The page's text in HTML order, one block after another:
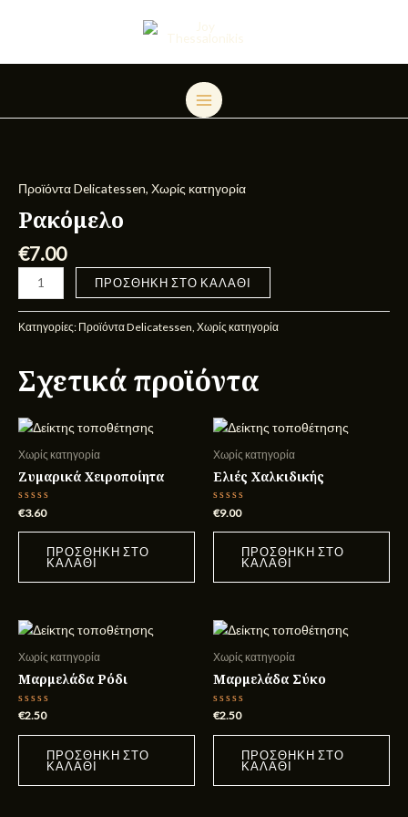
MENU
Προϊόντα Delicatessen, Χωρίς κατηγορία
Ρακόμελο
€7.00
ΠΡΟΣΘΉΚΗ ΣΤΟ ΚΑΛΆΘΙ
Κατηγορίες: Προϊόντα Delicatessen, Χωρίς κατηγορία
Σχετικά προϊόντα
Χωρίς κατηγορία
Ζυμαρικά Χειροποίητα
Βαθμολογήθηκε
με
0
€3.60
ΠΡΟΣΘΉΚΗ ΣΤΟ
ΚΑΛΆΘΙ
Χωρίς κατηγορία
Ελιές Χαλκιδικής
Βαθμολογήθηκε
με
0
€9.00
ΠΡΟΣΘΉΚΗ ΣΤΟ
ΚΑΛΆΘΙ
Χωρίς κατηγορία
Μαρμελάδα Ρόδι
Βαθμολογήθηκε
0
€2.50
ΠΡΟΣΘΉΚΗ ΣΤΟ
ΚΑΛΆΘΙ
Χωρίς κατηγορία
Μαρμελάδα Σύκο
Βαθμολογήθηκε
0
€2.50
ΠΡΟΣΘΉΚΗ ΣΤΟ
ΚΑΛΆΘΙ